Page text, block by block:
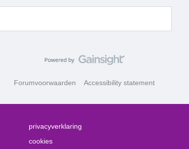
Forumvoorwaarden Accessibility statement
privacyverklaring
cookies